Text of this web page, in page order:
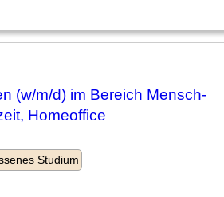
(w/m/d) im Bereich Mensch-
Homeoffice
Studium